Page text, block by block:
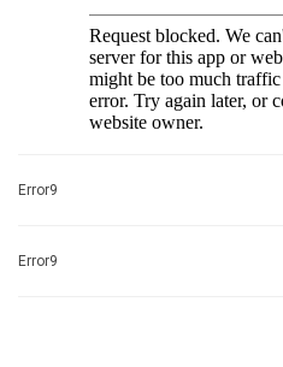
Error9
Error9